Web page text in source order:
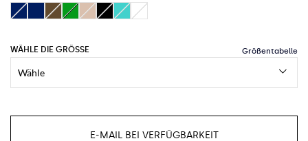
WÄHLE DIE GRÖSSE
E-MAIL BEI VERFÜGBARKEIT